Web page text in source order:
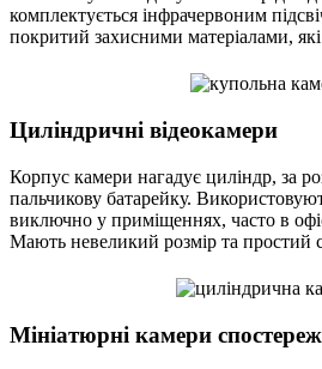
комплектується інфрачервоним
покритий захисними матеріалами,
Циліндричні відеокамери
Корпус камери нагадує циліндр, за
пальчикову батарейку.
виключно у приміщеннях, часто в
Мають невеликий розмір та простий
Мініатюрні камери